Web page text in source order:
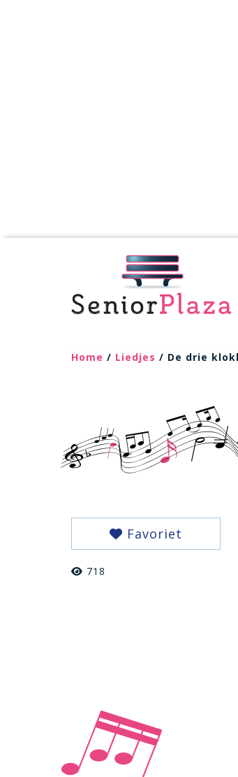
Home / Liedjes / De drie
Favoriet
718